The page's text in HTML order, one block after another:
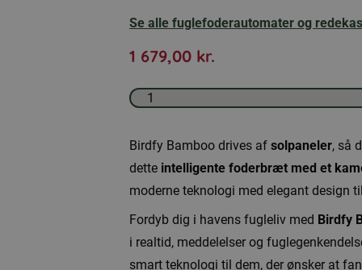
Se alle fuglefoderautomater og
1 679,00 kr.
Birdfy
fuglefoderautomat
med
kamera
Birdfy Bamboo drives af solpaneler, så
dette intelligente foderbræt med et
moderne teknologi med elegant design
Fordyb dig i havens fugleliv med Birdfy
i realtid, meddelelser og
smart teknologi til dem, der ønsker at